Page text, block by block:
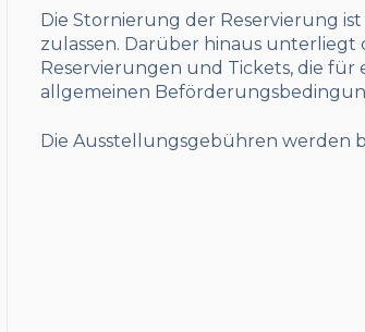
Die Stornierung der Reservierung
zulassen. Darüber hinaus
Reservierungen und Tickets, die
allgemeinen
Die Ausstellungsgebühren werden